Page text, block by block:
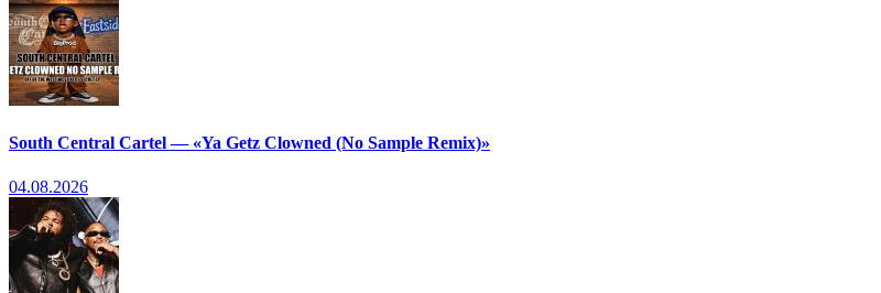
South Central Cartel — «Ya Getz Clowned (No Sample Remix)»
04.08.2026